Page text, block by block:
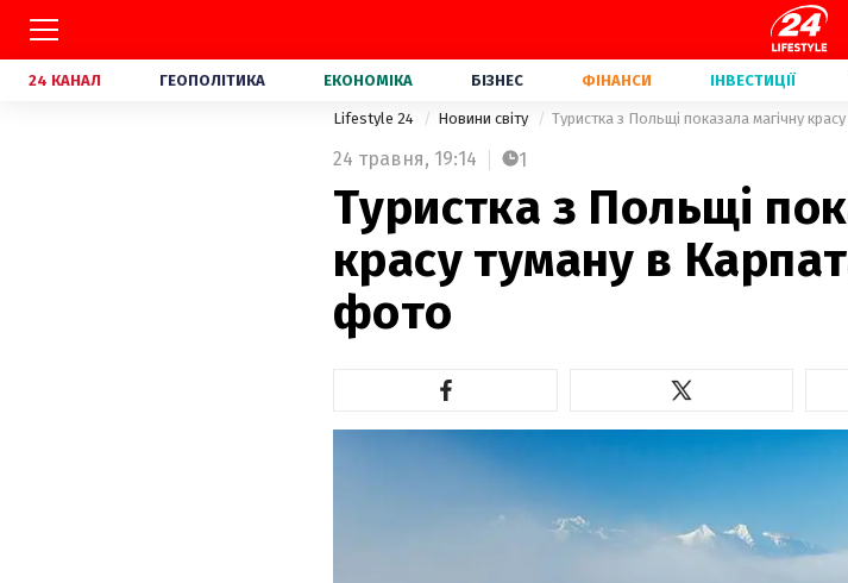
24 КАНАЛ ГЕОПОЛІТИКА ЕКОНОМІКА БІЗНЕС ФІНАНСИ ІНВЕСТИЦІЇ
Lifestyle 24 Новини світу Туристка з Польщі показала магічну
24 травня, 19:14 1
Туристка з Польщі
красу туману в
фото